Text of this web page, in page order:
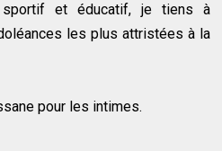
sportif et éducatif, je tiens à
les plus attristées à la
pour les intimes.